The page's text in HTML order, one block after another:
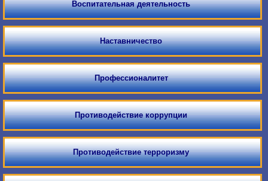
Воспитательная деятельность
Наставничество
Профессионалитет
Противодействие коррупции
Противодействие терроризму